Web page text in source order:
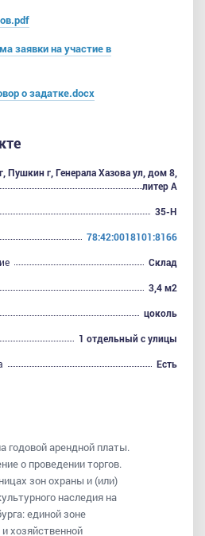
заявки на участие в
о задатке.docx
Пушкин г, Генерала Хазова ул, дом 8,
литер А
35-Н
78:42:0018101:8166
Склад
3,4 м2
цоколь
1 отдельный с улицы
Есть
годовой арендной платы.
о проведении торгов.
зон охраны и (или)
наследия на
единой зоне
хозяйственной